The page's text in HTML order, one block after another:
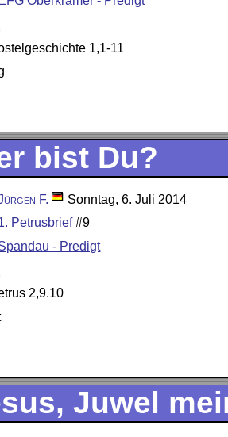
1,1-11
bist Du?
F.
Sonntag, 6. Juli 2014
Petrusbrief#9
- Predigt
2,9.10
Juwel